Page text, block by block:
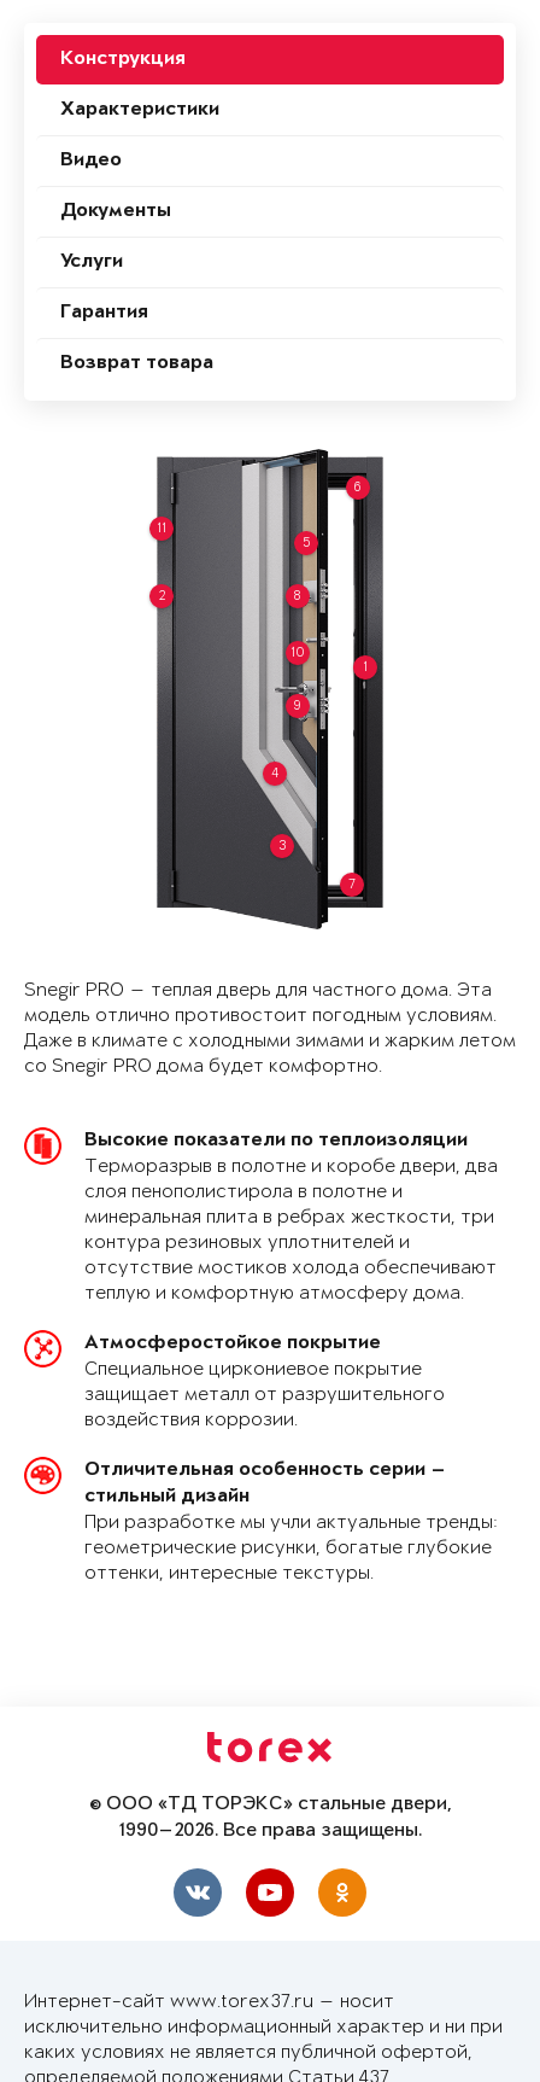
Конструкция
Характеристики
Видео
Документы
Услуги
Гарантия
Возврат товара
1
2
3
4
5
6
7
8
9
10
11
Snegir PRO — теплая дверь для частного дома. Эта
модель отлично противостоит погодным условиям.
Даже в климате с холодными зимами и жарким летом
со Snegir PRO дома будет комфортно.
Высокие показатели по теплоизоляции
Терморазрыв в полотне и коробе двери, два
слоя пенополистирола в полотне и
минеральная плита в ребрах жесткости, три
контура резиновых уплотнителей и
отсутствие мостиков холода обеспечивают
теплую и комфортную атмосферу дома.
Атмосферостойкое покрытие
Специальное циркониевое покрытие
защищает металл от разрушительного
воздействия коррозии.
Отличительная особенность серии —
стильный дизайн
При разработке мы учли актуальные тренды:
геометрические рисунки, богатые глубокие
оттенки, интересные текстуры.
© ООО «ТД ТОРЭКС» стальные двери,
1990—2026. Все права защищены.
Интернет-сайт www.torex37.ru — носит
исключительно информационный характер и ни при
каких условиях не является публичной офертой,